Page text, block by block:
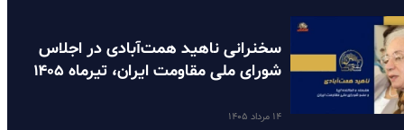
سخنرانی ناهید همت‌آبادی در اجلاس
شورای ملی مقاومت ایران، تیرماه ۱۴۰۵
۱۴ مرداد ۱۴۰۵